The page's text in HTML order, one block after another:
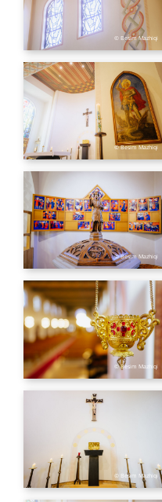
© Besim Mazhiqi
© Besim Mazhiqi
© Besim Mazhiqi
© Besim Mazhiqi
© Besim Mazhiqi